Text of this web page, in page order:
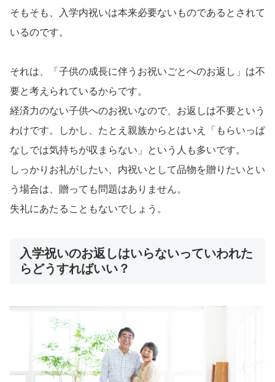
そもそも、入学内祝いは本来必要ないものであるとされて
いるのです。
それは、「子供の成長に伴うお祝いごとへのお返し」は不
要と考えられているからです。
経済力のない子供へのお祝いなので、お返しは不要という
わけです。しかし、たとえ親族からとはいえ「もらいっぱ
なしでは気持ちが収まらない」という人も多いです。
しっかりお礼がしたい、内祝いとして品物を贈りたいとい
う場合は、贈っても問題はありません。
失礼にあたることもないでしょう。
入学祝いのお返しはいらないっていわれた
らどうすればいい？